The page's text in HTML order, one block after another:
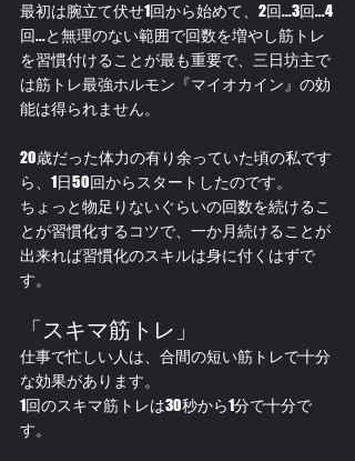
最初は腕立て伏せ1回から始めて、2回...3回...4
回...と無理のない範囲で回数を増やし筋トレ
を習慣付けることが最も重要で、三日坊主で
は筋トレ最強ホルモン『マイオカイン』の効
能は得られません。
20歳だった体力の有り余っていた頃の私です
ら、1日50回からスタートしたのです。
ちょっと物足りないぐらいの回数を続けるこ
とが習慣化するコツで、一か月続けることが
出来れば習慣化のスキルは身に付くはずで
す。
「スキマ筋トレ」
仕事で忙しい人は、合間の短い筋トレで十分
な効果があります。
1回のスキマ筋トレは30秒から1分で十分で
す。